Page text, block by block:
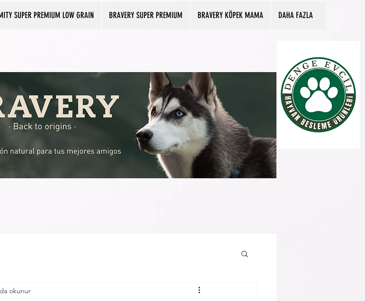
SUPER PREMIUM LOW GRAIN BRAVERY SUPER PREMIUM BRAVERY KÖPEK MAMA DAHA FAZLA
okunur